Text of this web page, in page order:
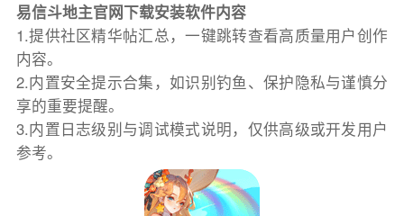
易信斗地主官网下载安装软件内容
1.提供社区精华帖汇总，一键跳转查看高质量用户创作
内容。
2.内置安全提示合集，如识别钓鱼、保护隐私与谨慎分
享的重要提醒。
3.内置日志级别与调试模式说明，仅供高级或开发用户
参考。